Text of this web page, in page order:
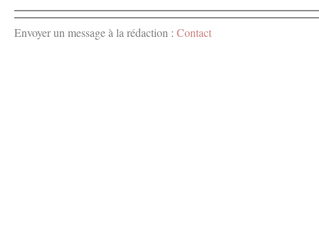
Envoyer un message à la rédaction : Contact